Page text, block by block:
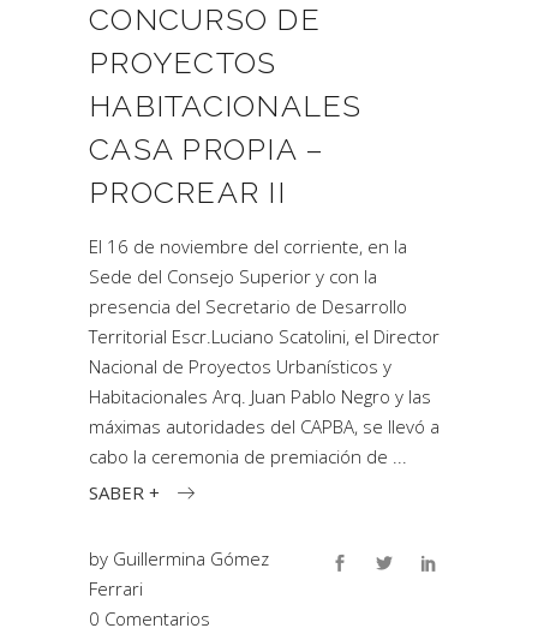
CONCURSO DE
PROYECTOS
HABITACIONALES
CASA PROPIA –
PROCREAR II
El 16 de noviembre del corriente, en la
Sede del Consejo Superior y con la
presencia del Secretario de Desarrollo
Territorial Escr.Luciano Scatolini, el Director
Nacional de Proyectos Urbanísticos y
Habitacionales Arq. Juan Pablo Negro y las
máximas autoridades del CAPBA, se llevó a
cabo la ceremonia de premiación de
SABER +
by Guillermina Gómez
Ferrari
0 Comentarios